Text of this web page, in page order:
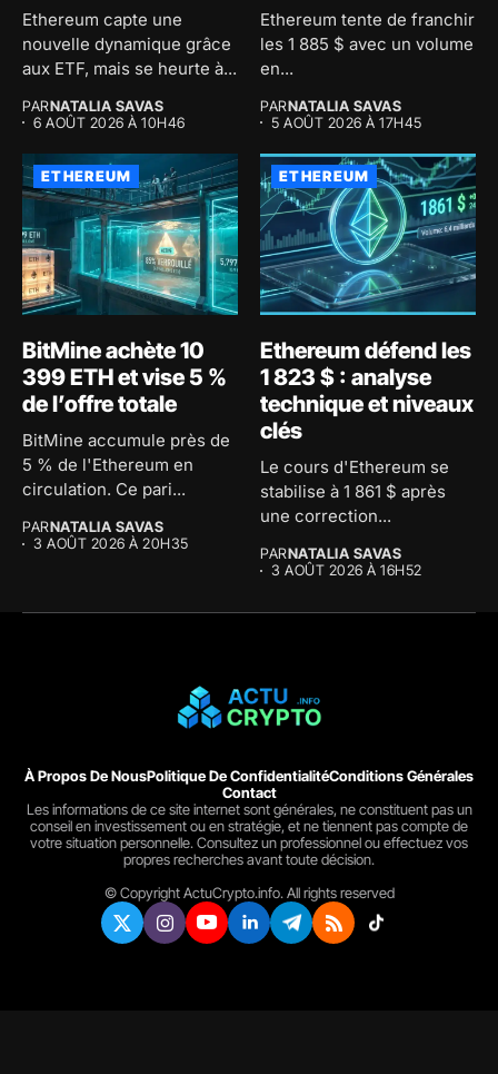
Ethereum capte une
nouvelle dynamique grâce
aux ETF, mais se heurte à...
PARNATALIA SAVAS
6 AOÛT 2026 À 10H46
Ethereum tente de franchir
les 1 885 $ avec un volume
en...
PARNATALIA SAVAS
5 AOÛT 2026 À 17H45
ETHEREUM
BitMine achète 10
399 ETH et vise 5 %
de l’offre totale
BitMine accumule près de
5 % de l'Ethereum en
circulation. Ce pari...
PARNATALIA SAVAS
3 AOÛT 2026 À 20H35
ETHEREUM
Ethereum défend les
1 823 $ : analyse
technique et niveaux
clés
Le cours d'Ethereum se
stabilise à 1 861 $ après
une correction...
PARNATALIA SAVAS
3 AOÛT 2026 À 16H52
À Propos De NousPolitique De ConfidentialitéConditions Générales
Contact
Les informations de ce site internet sont générales, ne constituent pas un
conseil en investissement ou en stratégie, et ne tiennent pas compte de
votre situation personnelle. Consultez un professionnel ou effectuez vos
propres recherches avant toute décision.
© Copyright ActuCrypto.info. All rights reserved